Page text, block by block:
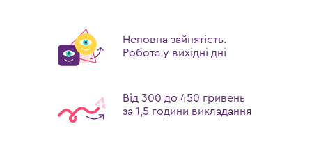
Неповна зайнятість.
Робота у вихідні дні
Від 300 до 450 гривень
за 1,5 години викладання